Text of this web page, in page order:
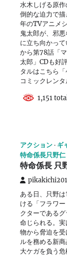
水木しげる原
倒的な迫力で
年のTVアニメ
鬼太郎が、邪
に立ち向かっ
から第78話「
太郎」CDも好
タルはこちら
コミックレン
1,151
アクション ギ
特命係長只野仁
特命係長 只
ある日、只野
ける「フラワ
クターである
命じられる。
物から脅迫を
ルを務める新
大ケガを負う